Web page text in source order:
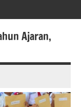
Ajaran,